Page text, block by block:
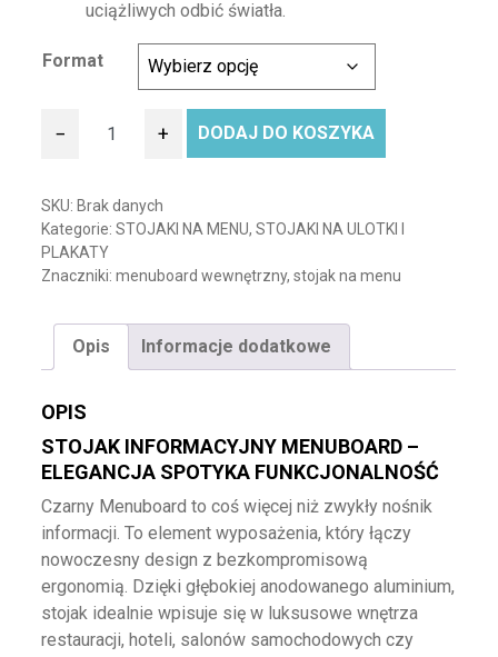
uciążliwych odbić światła.
Format
ilość Stojak informacyjny Menuboard- srebrny
− + DODAJ DO KOSZYKA
SKU: Brak danych
Kategorie:STOJAKI NA MENU,STOJAKI NA ULOTKI I
PLAKATY
Znaczniki:menuboard wewnętrzny,stojak na menu
Opis Informacje dodatkowe
OPIS
STOJAK INFORMACYJNY MENUBOARD –
ELEGANCJA SPOTYKA FUNKCJONALNOŚĆ
Czarny Menuboard to coś więcej niż zwykły nośnik
informacji. To element wyposażenia, który łączy
nowoczesny design z bezkompromisową
ergonomią. Dzięki głębokiej anodowanego aluminium,
stojak idealnie wpisuje się w luksusowe wnętrza
restauracji, hoteli, salonów samochodowych czy